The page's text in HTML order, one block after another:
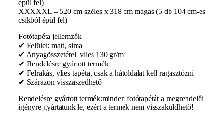
épül fel)
XXXXXL – 520 cm széles x 318 cm magas (5 db 104 cm-es
csíkból épül fel)
Fotótapéta jellemzők
✔ Felület: matt, sima
✔ Anyagösszetétel: vlies 130 gr/m²
✔ Rendelésre gyártott termék
✔ Felrakás, vlies tapéta, csak a hátoldalat kell ragasztózni
✔ Szárazon visszaszedhető
Rendelésre gyártott termék:minden fotótapétát a megrendelői
igényre gyártatunk le, ezért a termék nem visszaküldhető!